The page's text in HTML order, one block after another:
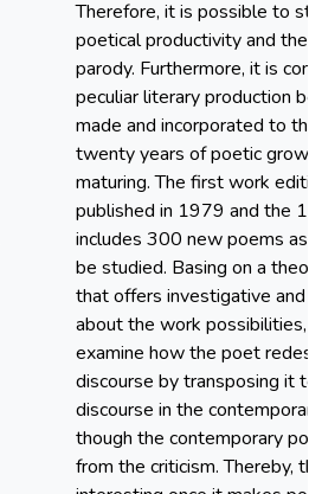
Therefore, it is possible to
poetical productivity and the
parody. Furthermore, it is
peculiar literary production
made and incorporated to
twenty years of poetic
maturing. The first work
published in 1979 and the
includes 300 new poems as
be studied. Basing on a
that offers investigative and
about the work possibilities,
examine how the poet
discourse by transposing it
discourse in the
though the contemporary
from the criticism. Thereby,